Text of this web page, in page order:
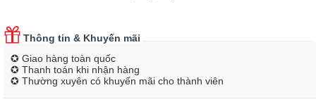
Thông tin & Khuyến mãi
✪ Giao hàng toàn quốc
✪ Thanh toán khi nhận hàng
✪ Thường xuyên có khuyến mãi cho thành viên